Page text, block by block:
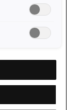
luz de curva